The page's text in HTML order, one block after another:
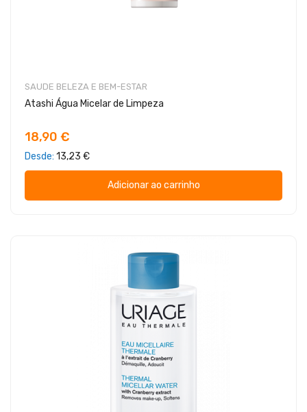
SAUDE BELEZA E BEM-ESTAR
Atashi Água Micelar de Limpeza
18,90 €
Desde 13,23 €
Adicionar ao carrinho